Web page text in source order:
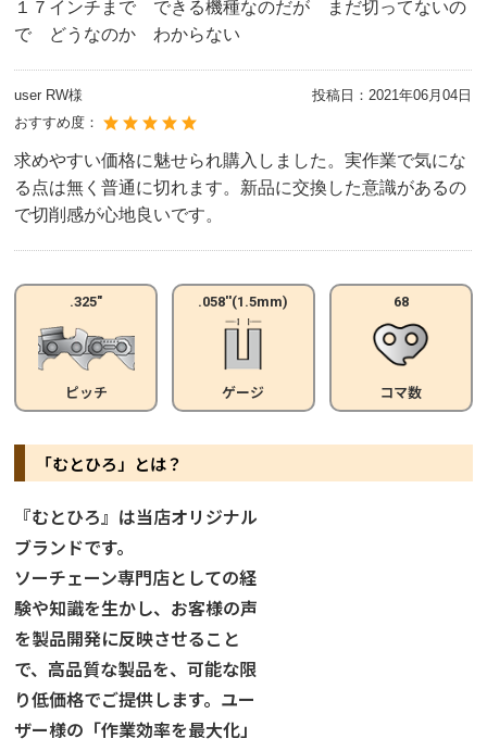
１７インチまで できる機種なのだが まだ切ってないの
で どうなのか わからない
user RW様 投稿日： 2021年06月04日
おすすめ度：
求めやすい価格に魅せられ購入しました。実作業で気にな
る点は無く普通に切れます。新品に交換した意識があるの
で切削感が心地良いです。
.325"
ピッチ
.058''(1.5mm)
ゲージ
68
コマ数
「むとひろ」とは？
『むとひろ』は当店オリジナル
ブランドです。
ソーチェーン専門店としての経
験や知識を生かし、お客様の声
を製品開発に反映させること
で、高品質な製品を、可能な限
り低価格でご提供します。ユー
ザー様の「作業効率を最大化」